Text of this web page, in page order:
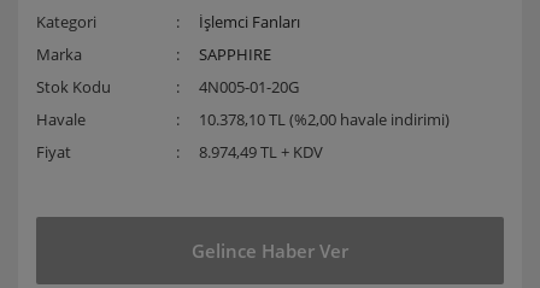
Kategori
İşlemci Fanları
Marka
SAPPHIRE
Stok Kodu
4N005-01-20G
Havale
10.378,10 TL (%2,00 havale indirimi)
Fiyat
8.974,49 TL + KDV
Gelince Haber Ver